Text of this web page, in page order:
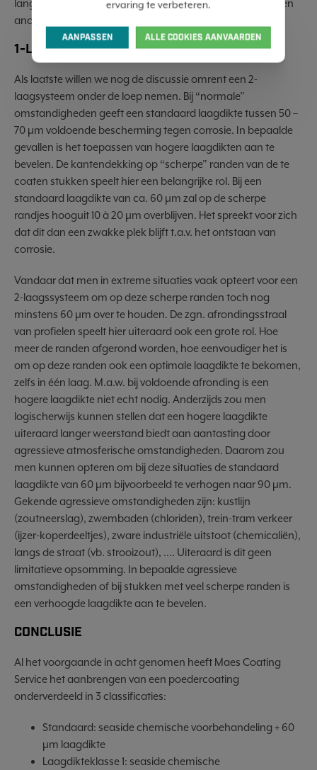
langere doorlooptijd en het hogere energieverbruik van een
anodiseerproces.
1-LAAGS OF 2-LAAGS POEDERCOATEN
Als laatste willen we nog de discussie omrent een 2-
laagsysteem onder de loep nemen. Bij “normale”
omstandigheden geeft een standaard laagdikte tussen 50 –
70 µm voldoende bescherming tegen corrosie. In bepaalde
gevallen is het toepassen van hogere laagdikten aan te
bevelen. De kantendekking op “scherpe” randen van de te
coaten stukken speelt hier een belangrijke rol. Bij een
standaard laagdikte van ca. 60 µm zal op de scherpe
randjes hooguit 10 à 20 µm overblijven. Het spreekt voor zich
dat dit dan een zwakke plek blijft t.a.v. het ontstaan van
corrosie.
Vandaar dat men in extreme situaties vaak opteert voor een
2-laagssysteem om op deze scherpe randen toch nog
minstens 60 µm over te houden. De zgn. afrondingsstraal
van profielen speelt hier uiteraard ook een grote rol. Hoe
meer de randen afgerond worden, hoe eenvoudiger het is
om op deze randen ook een optimale laagdikte te bekomen,
zelfs in één laag. M.a.w. bij voldoende afronding is een
hogere laagdikte niet echt nodig. Anderzijds zou men
logischerwijs kunnen stellen dat een hogere laagdikte
uiteraard langer weerstand biedt aan aantasting door
agressieve atmosferische omstandigheden. Daarom zou
men kunnen opteren om bij deze situaties de standaard
laagdikte van 60 µm bijvoorbeeld te verhogen naar 90 µm.
Gekende agressieve omstandigheden zijn: kustlijn
(zoutneerslag), zwembaden (chloriden), trein-tram verkeer
(ijzer-koperdeeltjes), zware industriële uitstoot (chemicaliën),
langs de straat (vb. strooizout), …. Uiteraard is dit geen
limitatieve opsomming. In bepaalde agressieve
omstandigheden of bij stukken met veel scherpe randen is
een verhoogde laagdikte aan te bevelen.
CONCLUSIE
Al het voorgaande in acht genomen heeft Maes Coating
Service het aanbrengen van een poedercoating
onderverdeeld in 3 classificaties:
Standaard: seaside chemische voorbehandeling + 60
µm laagdikte
Laagdikteklasse 1: seaside chemische
ervaring te verbeteren.
AANPASSEN ALLE COOKIES AANVAARDEN